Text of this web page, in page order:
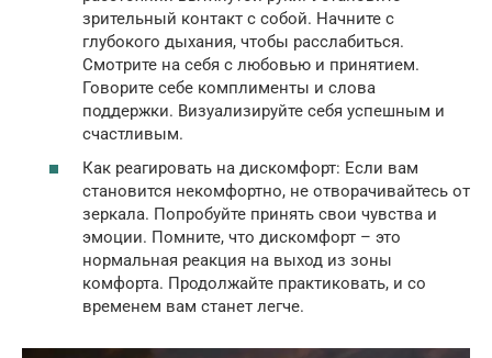
зрительный контакт с собой. Начните с
глубокого дыхания, чтобы расслабиться.
Смотрите на себя с любовью и принятием.
Говорите себе комплименты и слова
поддержки. Визуализируйте себя успешным и
счастливым.
Как реагировать на дискомфорт: Если вам
становится некомфортно, не отворачивайтесь от
зеркала. Попробуйте принять свои чувства и
эмоции. Помните, что дискомфорт – это
нормальная реакция на выход из зоны
комфорта. Продолжайте практиковать, и со
временем вам станет легче.